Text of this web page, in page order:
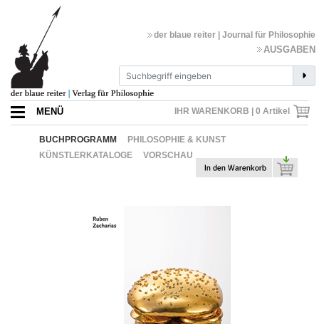
IHR WARENKORB | 0 Artikel
der blaue reiter | Journal für Philosophie
AUSGABEN
MENÜ
BUCHPROGRAMM
PHILOSOPHIE & KUNST
KÜNSTLERKATALOGE
VORSCHAU